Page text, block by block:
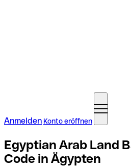
Anmelden Konto eröffnen
Egyptian Arab Land
Code in Ägypten